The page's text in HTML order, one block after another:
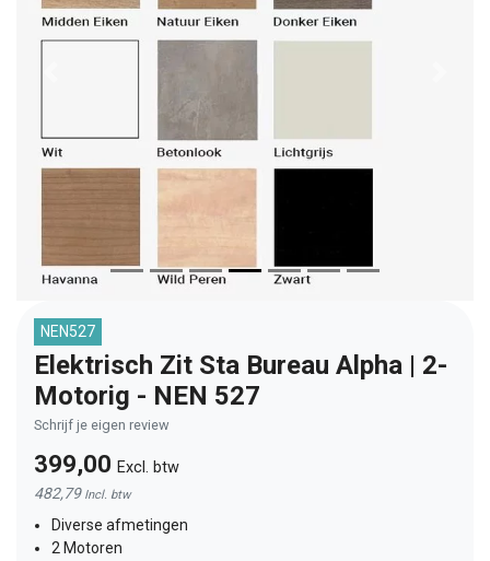
NEN527
Elektrisch Zit Sta Bureau Alpha | 2-
Motorig - NEN 527
Schrijf je eigen review
399,00 Excl. btw
482,79 Incl. btw
Diverse afmetingen
2 Motoren